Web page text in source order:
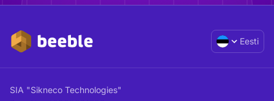
Eesti
SIA "Sikneco Technologies"